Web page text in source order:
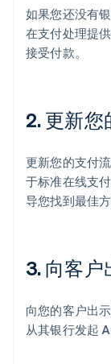
如果您还没有
在支付处理提
接受付款。
2. 更新您
更新您的支付
于标准在线支
导您找到最佳方
3. 向客户
向您的客户出
从其银行发起